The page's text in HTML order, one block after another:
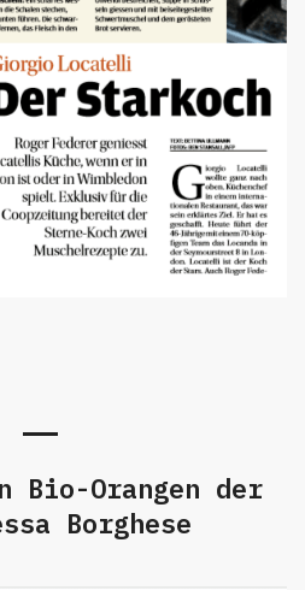
Bio-Orangen der
Borghese